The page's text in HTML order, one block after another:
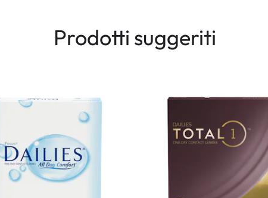
Prodotti suggeriti